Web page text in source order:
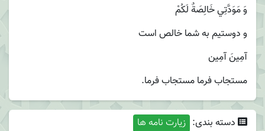
وَ مَوَدَّتِي خَالِصَةٌ لَكُمْ
و دوستيم به شما خالص است
آمِينَ آمِين‏
مستجاب فرما مستجاب فرما.
دسته بندی: زیارت نامه ها